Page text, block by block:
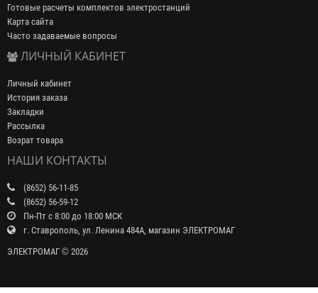
Готовые расчеты комплектов электростанций
Карта сайта
Часто задаваемые вопросы
ЛИЧНЫЙ КАБИНЕТ
Личный кабинет
История заказа
Закладки
Рассылка
Возрат товара
НАШИ КОНТАКТЫ
(8652) 56-11-85
(8652) 56-59-12
Пн-Пт с 8:00 до 18:00 МСК
г. Ставрополь, ул. Ленина 484А, магазин ЭЛЕКТРОМАГ
ЭЛЕКТРОМАГ © 2026